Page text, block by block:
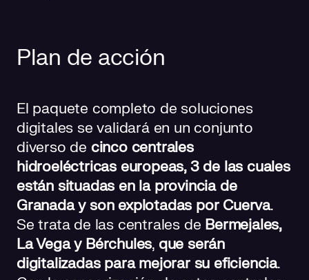
Plan de acción
El paquete completo de soluciones
digitales se validará en un conjunto
diverso de cinco centrales
hidroeléctricas europeas, 3 de las cuales
están situadas en la provincia de
Granada y son explotadas por Cuerva.
Se trata de las centrales de Bermejales,
La Vega y Bérchules, que serán
digitalizadas para mejorar su eficiencia.